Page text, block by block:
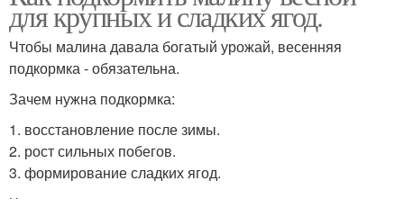
для крупных и сладких ягод.
Чтобы малина давала богатый урожай, весенняя
подкормка - обязательна.
Зачем нужна подкормка:
1. восстановление после зимы.
2. рост сильных побегов.
3. формирование сладких ягод.